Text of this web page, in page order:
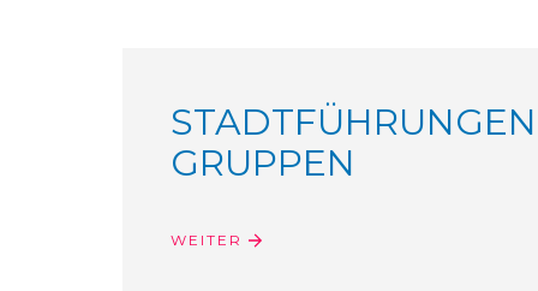
GRUPPEN
WEITER